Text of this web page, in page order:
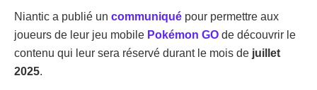
Niantic a publié un communiqué pour permettre aux
joueurs de leur jeu mobile Pokémon GO de découvrir le
contenu qui leur sera réservé durant le mois de juillet
2025.